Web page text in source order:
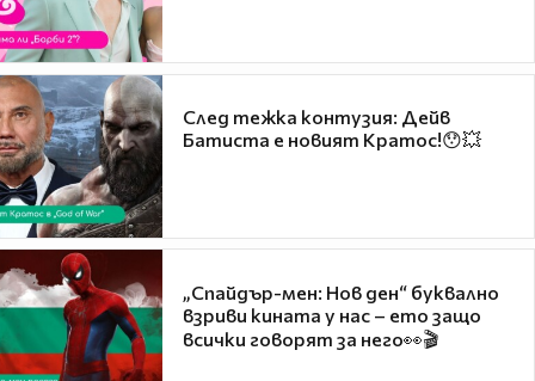
След тежка контузия: Дейв
Батиста е новият Кратос!😯💥
„Спайдър-мен: Нов ден“ буквално
взриви кината у нас – ето защо
всички говорят за него👀🎬